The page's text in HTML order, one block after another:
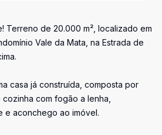
Terreno de 20.000 m², localizado em
Vale da Mata, na Estrada de
casa já construída, composta por
com fogão a lenha,
e aconchego ao imóvel.